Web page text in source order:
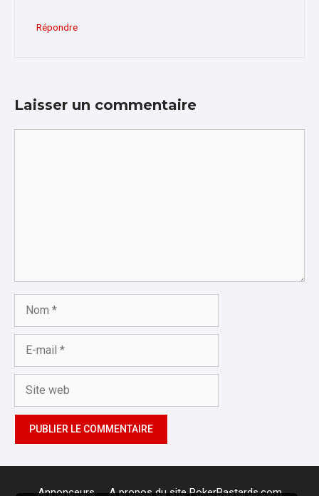
Répondre
Laisser un commentaire
Nom
Site
Annonceurs A propos du site PokerBastards.com